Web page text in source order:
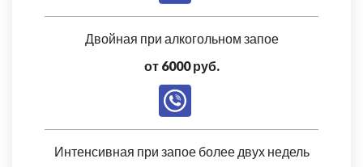
Двойная при алкогольном запое
от 6000 руб.
Интенсивная при запое более двух недель